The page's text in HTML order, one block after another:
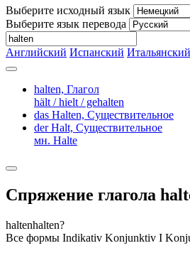
Выберите исходный язык
Выберите язык перевода
Английский Испанский Итальянский
halten, Глагол
hält / hielt / gehalten
das Halten, Существительное
der Halt, Существительное
мн. Halte
Спряжение глагола
haltenhalten?
Все формы Indikativ Konjunktiv I